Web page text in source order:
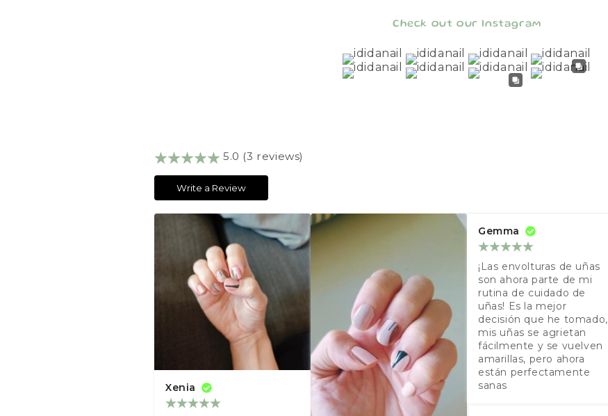
Check out our Instagram
5.0 (3 reviews)
Write a Review
Xenia
Gemma
¡Las envolturas de uñas
son ahora parte de mi
rutina de cuidado de
uñas! Es la mejor
decisión que he tomado,
mis uñas se agrietan
fácilmente y se vuelven
amarillas, pero ahora
están perfectamente
sanas